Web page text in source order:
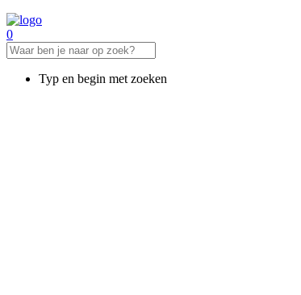
0
Typ en begin met zoeken